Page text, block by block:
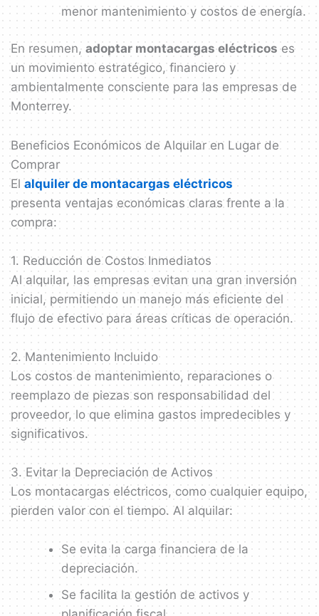
menor mantenimiento y costos de energía.
En resumen, adoptar montacargas eléctricos es
un movimiento estratégico, financiero y
ambientalmente consciente para las empresas de
Monterrey.
Beneficios Económicos de Alquilar en Lugar de
Comprar
El alquiler de montacargas eléctricos
presenta ventajas económicas claras frente a la
compra:
1. Reducción de Costos Inmediatos
Al alquilar, las empresas evitan una gran inversión
inicial, permitiendo un manejo más eficiente del
flujo de efectivo para áreas críticas de operación.
2. Mantenimiento Incluido
Los costos de mantenimiento, reparaciones o
reemplazo de piezas son responsabilidad del
proveedor, lo que elimina gastos impredecibles y
significativos.
3. Evitar la Depreciación de Activos
Los montacargas eléctricos, como cualquier equipo,
pierden valor con el tiempo. Al alquilar:
Se evita la carga financiera de la
depreciación.
Se facilita la gestión de activos y